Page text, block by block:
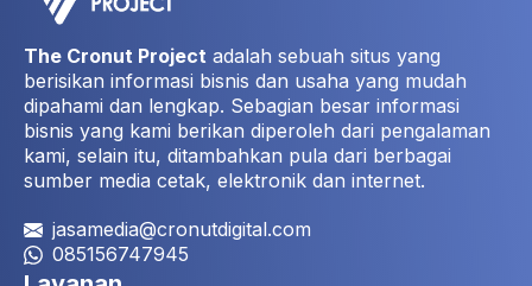
The Cronut Project adalah sebuah situs yang
berisikan informasi bisnis dan usaha yang mudah
dipahami dan lengkap. Sebagian besar informasi
bisnis yang kami berikan diperoleh dari pengalaman
kami, selain itu, ditambahkan pula dari berbagai
sumber media cetak, elektronik dan internet.
jasamedia@cronutdigital.com
085156747945